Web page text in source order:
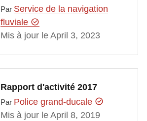
Par Service de la navigation
fluviale
Mis à jour le April 3, 2023
Rapport d'activité 2017
Par Police grand-ducale
Mis à jour le April 8, 2019